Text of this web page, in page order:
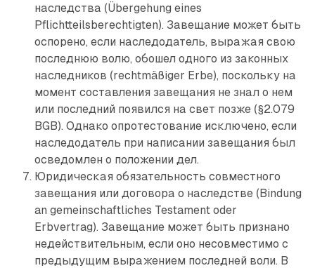
наследства (Übergehung eines
Pflichtteilsberechtigten). Завещание может быть
оспорено, если наследодатель, выражая свою
последнюю волю, обошел одного из законных
наследников (rechtmäßiger Erbe), поскольку на
момент составления завещания не знал о нем
или последний появился на свет позже (§2.079
BGB). Однако опротестование исключено, если
наследодатель при написании завещания был
осведомлен о положении дел.
Юридическая обязательность совместного
завещания или договора о наследстве (Bindung
an gemeinschaftliches Testament oder
Erbvertrag). Завещание может быть признано
недействительным, если оно несовместимо с
предыдущим выражением последней воли. В